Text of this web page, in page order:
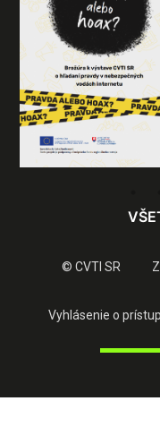
© CVTI SR
Vyhlásenie o